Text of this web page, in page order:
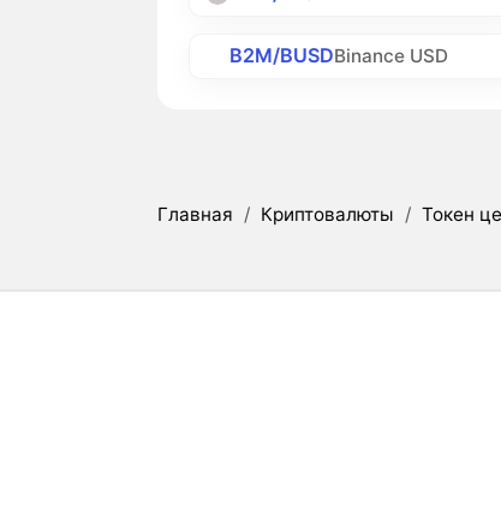
B2M/BUSDBinance USD
Главная / Криптовалюты / Токен